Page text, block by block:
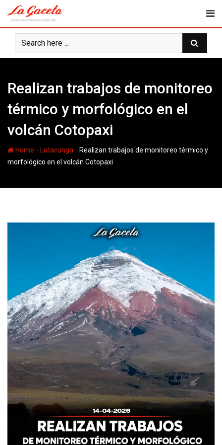
content
Realizan trabajos de monitoreo
térmico y morfológico en el
volcán Cotopaxi
Home - Latacunga - Realizan trabajos de monitoreo térmico y
morfológico en el volcán Cotopaxi